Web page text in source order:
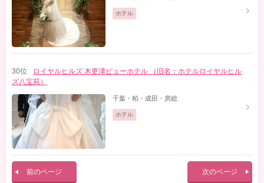
ホテル
30位
ロイヤルヒルズ 木更津ビューホテル （旧名：ホテルロイヤルヒル
ズ八宝苑）
千葉・柏・成田・房総
ホテル
前のページ 次のページ